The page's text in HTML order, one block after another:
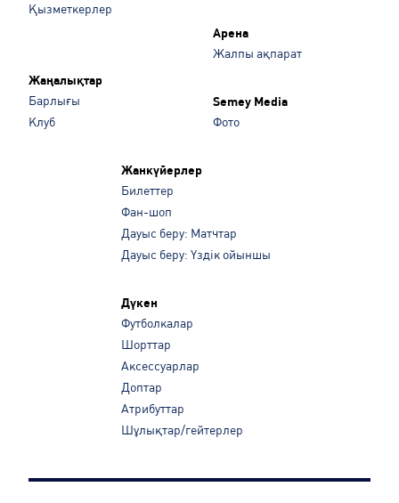
Қызметкерлер
Жаңалықтар
Барлығы
Клуб
Арена
Жалпы ақпарат
Semey Media
Фото
Жанкүйерлер
Билеттер
Фан-шоп
Дауыс беру: Матчтар
Дауыс беру: Үздік ойыншы
Дүкен
Футболкалар
Шорттар
Аксессуарлар
Доптар
Атрибуттар
Шұлықтар/гейтерлер